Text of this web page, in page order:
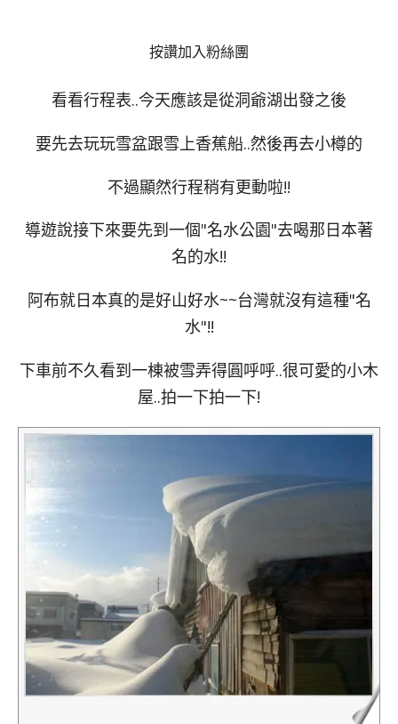
按讚加入粉絲團
看看行程表..今天應該是從洞爺湖出發之後
要先去玩玩雪盆跟雪上香蕉船..然後再去小樽的
不過顯然行程稍有更動啦!!
導遊說接下來要先到一個"名水公園"去喝那日本著
名的水!!
阿布就日本真的是好山好水~~台灣就沒有這種"名
水"!!
下車前不久看到一棟被雪弄得圓呼呼..很可愛的小木
屋..拍一下拍一下!